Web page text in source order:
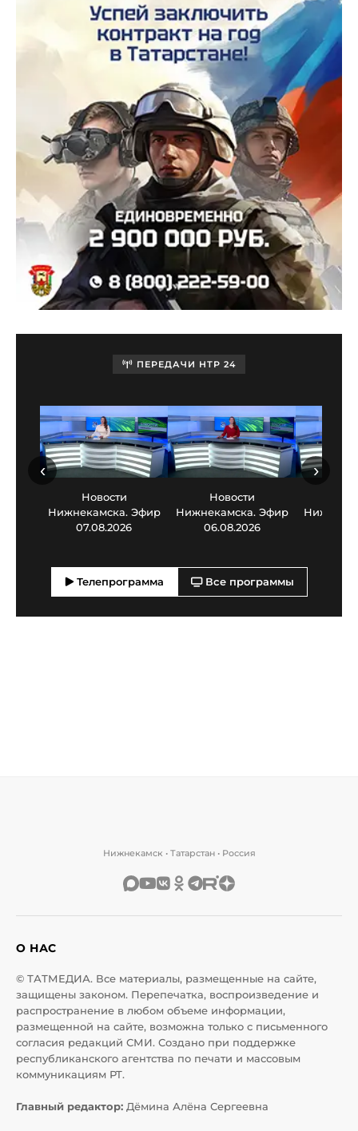
ПЕРЕДАЧИ НТР 24
Новости
Нижнекамска. Эфир
07.08.2026
Новости
Нижнекамска. Эфир
06.08.2026
‹ ›
Телепрограмма Все программы
Нижнекамск • Татарстан • Россия
О НАС
© ТАТМЕДИА. Все материалы, размещенные на сайте,
защищены законом. Перепечатка, воспроизведение и
распространение в любом объеме информации,
размещенной на сайте, возможна только с письменного
согласия редакций СМИ. Создано при поддержке
республиканского агентства по печати и массовым
коммуникациям РТ.
Главный редактор: Дёмина Алёна Сергеевна